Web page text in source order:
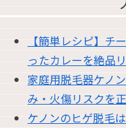
【簡単レシピ】チ
ったカレーを絶品
家庭用脱毛器ケノ
み・火傷リスクを
ケノンのヒゲ脱毛